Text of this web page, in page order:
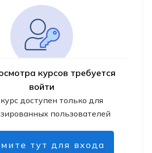
курсов требуется
войти
доступен только для
пользователей
тут для входа